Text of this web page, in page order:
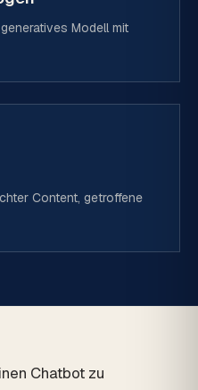
Modell mit
Content, getroffene
Chatbot zu